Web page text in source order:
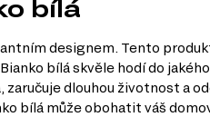
bílá
designem. Tento
bílá skvěle hodí do
dlouhou životnost a
bílá může obohatit váš